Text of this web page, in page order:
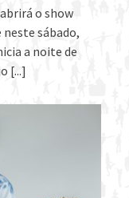
o show
sábado,
a noite de
[...]